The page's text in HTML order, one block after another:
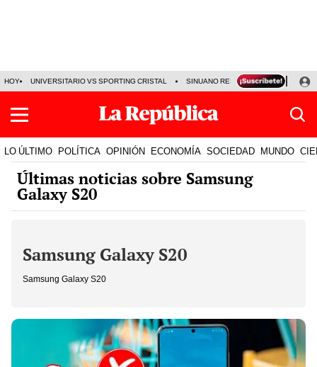
HOY UNIVERSITARIO VS SPORTING CRISTAL SINUANO RESULTADOS HOY
LO ÚLTIMO POLÍTICA OPINIÓN ECONOMÍA SOCIEDAD MUNDO
Últimas noticias sobre Samsung
Galaxy S20
Samsung Galaxy S20
Samsung Galaxy S20